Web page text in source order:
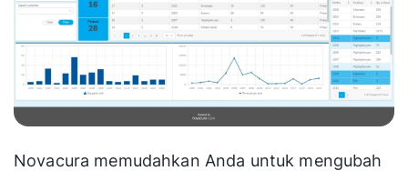
Novacura memudahkan Anda untuk mengubah